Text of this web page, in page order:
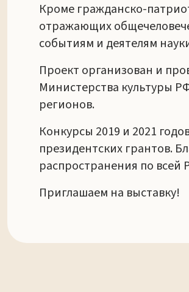
Кроме гражданско-
отражающих
событиям и деятелям
Проект организован и
Министерства культуры
регионов.
Конкурсы 2019 и 2021
президентских грантов.
распространения по всей
Приглашаем на выставку!